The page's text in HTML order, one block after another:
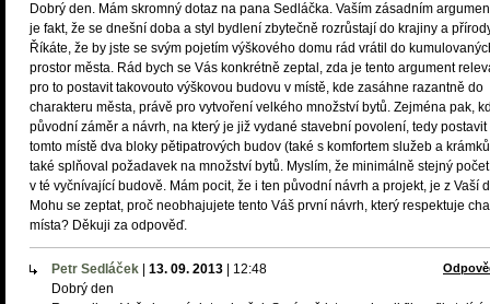
Dobrý den. Mám skromný dotaz na pana Sedláčka. Vaším zásadním
je fakt, že se dnešní doba a styl bydlení zbytečně rozrůstají do krajiny a
Říkáte, že by jste se svým pojetím výškového domu rád vrátil do
prostor města. Rád bych se Vás konkrétně zeptal, zda je tento argument
pro to postavit takovouto výškovou budovu v místě, kde zasáhne razantně do
charakteru města, právě pro vytvoření velkého množství bytů. Zejména pak,
původní záměr a návrh, na který je již vydané stavební povolení, tedy postavit
tomto místě dva bloky pětipatrových budov (také s komfortem služeb a
také splňoval požadavek na množství bytů. Myslím, že minimálně stejný
v té vyčnívající budově. Mám pocit, že i ten původní návrh a projekt, je z Vaší
Mohu se zeptat, proč neobhajujete tento Váš první návrh, který respektuje
místa? Děkuji za odpověď.
Petr Sedláček 13. 09. 2013 12:48
Dobrý den